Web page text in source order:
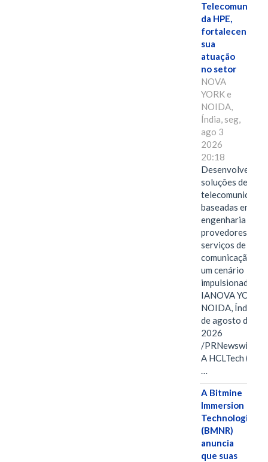
da HPE,
fortalecendo
sua
atuação
no setor
NOVA
YORK e
NOIDA,
Índia, seg,
ago 3
2026
20:18
Desenvolvendo
soluções de
baseadas em
engenharia para
provedores de
serviços de
comunicação em
um cenário
impulsionado
IANOVA YORK e
NOIDA, Índia, 3
de agosto de
2026
/PRNewswire/ --
A HCLTech (NSE:
…
A Bitmine
Immersion
Technologies
(BMNR)
anuncia
que suas